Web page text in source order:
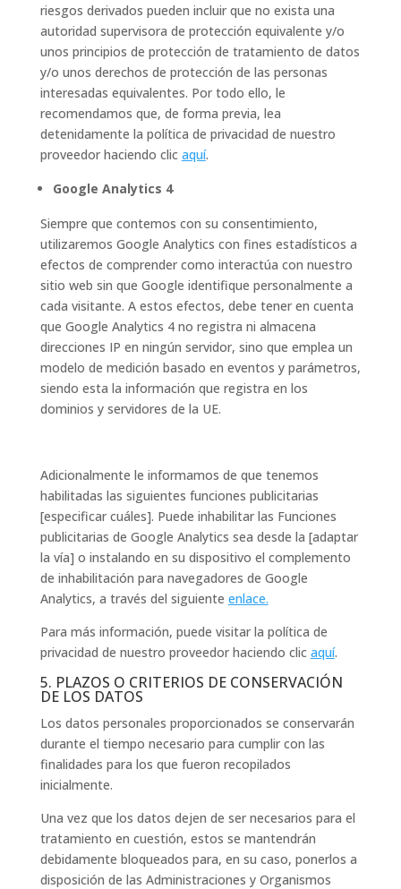
riesgos derivados pueden incluir que no exista una
autoridad supervisora de protección equivalente y/o
unos principios de protección de tratamiento de datos
y/o unos derechos de protección de las personas
interesadas equivalentes. Por todo ello, le
recomendamos que, de forma previa, lea
detenidamente la política de privacidad de nuestro
proveedor haciendo clic aquí.
Google Analytics 4
Siempre que contemos con su consentimiento,
utilizaremos Google Analytics con fines estadísticos a
efectos de comprender como interactúa con nuestro
sitio web sin que Google identifique personalmente a
cada visitante. A estos efectos, debe tener en cuenta
que Google Analytics 4 no registra ni almacena
direcciones IP en ningún servidor, sino que emplea un
modelo de medición basado en eventos y parámetros,
siendo esta la información que registra en los
dominios y servidores de la UE.
Adicionalmente le informamos de que tenemos
habilitadas las siguientes funciones publicitarias
[especificar cuáles]. Puede inhabilitar las Funciones
publicitarias de Google Analytics sea desde la [adaptar
la vía] o instalando en su dispositivo el complemento
de inhabilitación para navegadores de Google
Analytics, a través del siguiente enlace.
Para más información, puede visitar la política de
privacidad de nuestro proveedor haciendo clic aquí.
5. PLAZOS O CRITERIOS DE CONSERVACIÓN
DE LOS DATOS
Los datos personales proporcionados se conservarán
durante el tiempo necesario para cumplir con las
finalidades para los que fueron recopilados
inicialmente.
Una vez que los datos dejen de ser necesarios para el
tratamiento en cuestión, estos se mantendrán
debidamente bloqueados para, en su caso, ponerlos a
disposición de las Administraciones y Organismos